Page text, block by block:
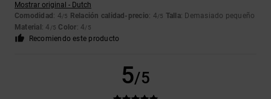
Mostrar original - Dutch
Comodidad : 4/5 Relación calidad-precio: 4/5 Talla: Demasiado pequeño
Material : 4 /5 Color: 4/5
Recomiendo este producto
5/5